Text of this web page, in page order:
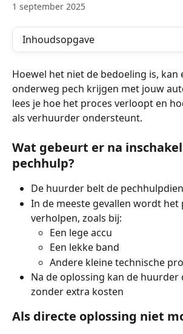
1 september 2025
Inhoudsopgave
Hoewel het niet de bedoeling is, kan
onderweg pech krijgen met jouw
lees je hoe het proces verloopt en
als verhuurder ondersteunt.
Wat gebeurt er na
pechhulp?
De huurder belt de
In de meeste gevallen wordt
verholpen, zoals bij:
Een lege accu
Een lekke band
Andere kleine technische
Na de oplossing kan de huurder
zonder extra kosten
Als directe oplossing niet